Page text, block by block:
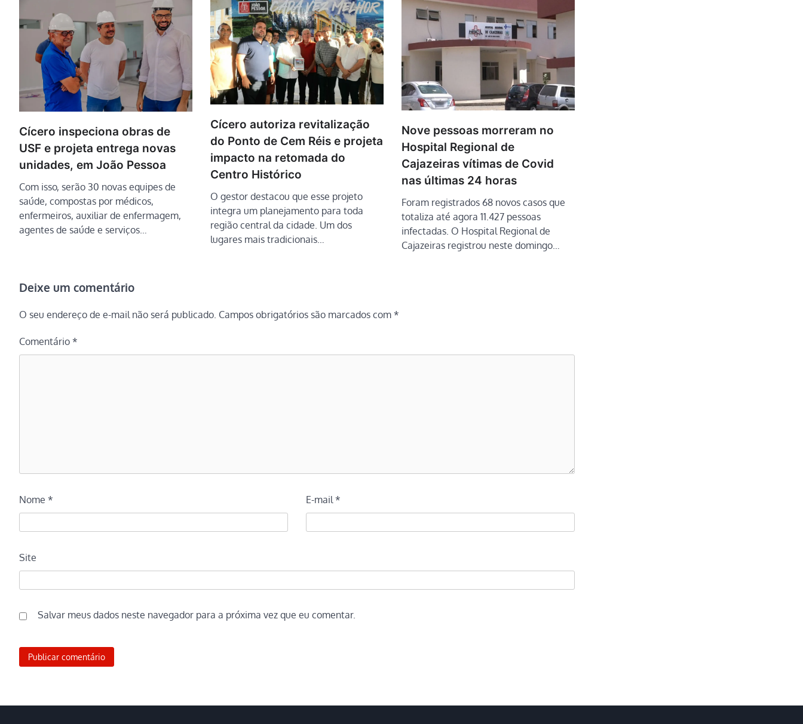
Cícero inspeciona obras de
USF e projeta entrega novas
unidades, em João Pessoa
Com isso, serão 30 novas equipes de
saúde, compostas por médicos,
enfermeiros, auxiliar de enfermagem,
agentes de saúde e serviços…
Cícero autoriza revitalização
do Ponto de Cem Réis e projeta
impacto na retomada do
Centro Histórico
O gestor destacou que esse projeto
integra um planejamento para toda
região central da cidade. Um dos
lugares mais tradicionais…
Nove pessoas morreram no
Hospital Regional de
Cajazeiras vítimas de Covid
nas últimas 24 horas
Foram registrados 68 novos casos que
totaliza até agora 11.427 pessoas
infectadas. O Hospital Regional de
Cajazeiras registrou neste domingo…
Deixe um comentário
O seu endereço de e-mail não será publicado. Campos obrigatórios são marcados com *
Comentário *
Nome * E-mail *
Site
Salvar meus dados neste navegador para a próxima vez que eu comentar.